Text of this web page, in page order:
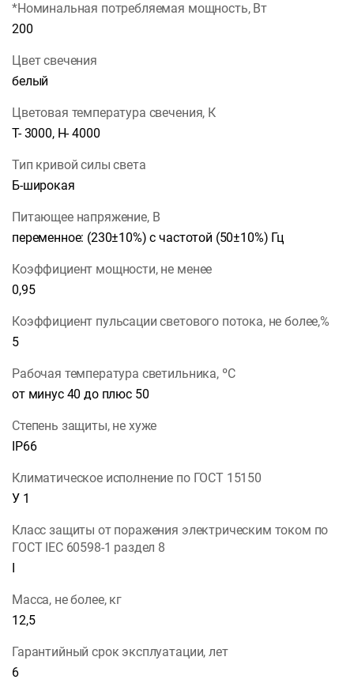
*Номинальная потребляемая мощность, Вт
200
Цвет свечения
белый
Цветовая температура свечения, К
Т- 3000, Н- 4000
Тип кривой силы света
Б-широкая
Питающее напряжение, В
переменное: (230±10%) с частотой (50±10%) Гц
Коэффициент мощности, не менее
0,95
Коэффициент пульсации светового потока, не более,%
5
Рабочая температура светильника, ºС
от минус 40 до плюс 50
Степень защиты, не хуже
IP66
Климатическое исполнение по ГОСТ 15150
У 1
Класс защиты от поражения электрическим током по
ГОСТ IEC 60598-1 раздел 8
Масса, не более, кг
12,5
Гарантийный срок эксплуатации, лет
6